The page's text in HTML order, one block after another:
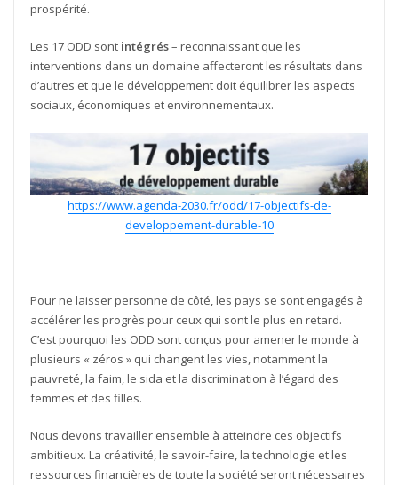
prospérité.
Les 17 ODD sont intégrés– reconnaissant que les
interventions dans un domaine affecteront les résultats dans
d’autres et que le développement doit équilibrer les aspects
sociaux, économiques et environnementaux.
https://www.agenda-2030.fr/odd/17-objectifs-de-
developpement-durable-10
Pour ne laisser personne de côté, les pays se sont engagés à
accélérer les progrès pour ceux qui sont le plus en retard.
C’est pourquoi les ODD sont conçus pour amener le monde à
plusieurs « zéros » qui changent les vies, notamment la
pauvreté, la faim, le sida et la discrimination à l’égard des
femmes et des filles.
Nous devons travailler ensemble à atteindre ces objectifs
ambitieux. La créativité, le savoir-faire, la technologie et les
ressources financières de toute la société seront nécessaires